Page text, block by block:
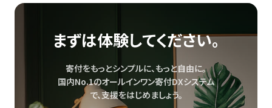
まずは体験してください。
寄付をもっとシンプルに、もっと自由に。
国内No.1のオールインワン寄付DXシステム
で、支援をはじめましょう。